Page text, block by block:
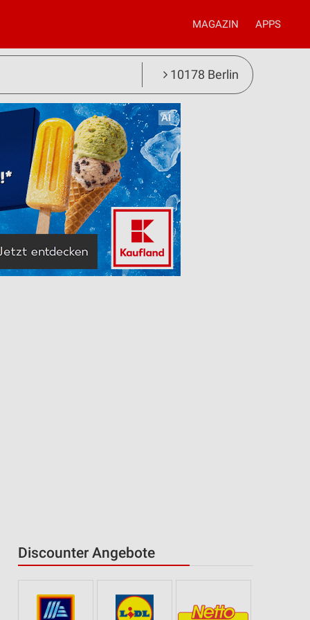
MAGAZIN APPS
10178 Berlin
Discounter Angebote